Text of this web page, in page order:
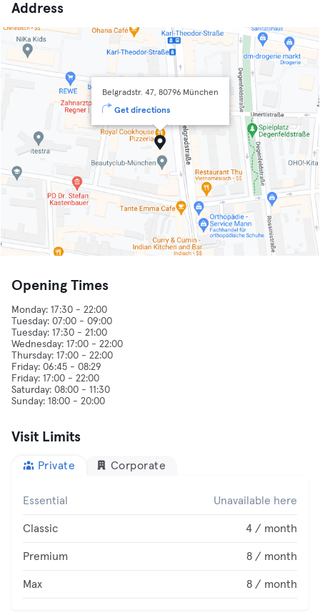
Address
Belgradstr. 47, 80796 München
Get directions
Opening Times
Monday: 17:30 - 22:00
Tuesday: 07:00 - 09:00
Tuesday: 17:30 - 21:00
Wednesday: 17:00 - 22:00
Thursday: 17:00 - 22:00
Friday: 06:45 - 08:29
Friday: 17:00 - 22:00
Saturday: 08:00 - 11:30
Visit Limits
Private Corporate
Essential Unavailable here
Classic 4 / month
Premium 8 / month
Max 8 / month